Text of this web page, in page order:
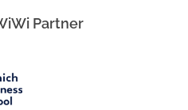
Partner